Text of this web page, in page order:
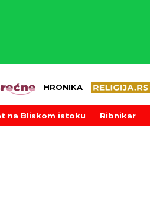
HRONIKA
na Bliskom istoku Ribnikar